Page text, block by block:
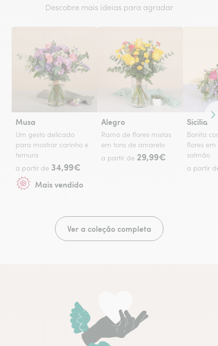
Descobre mais ideias para agradar
Musa
Um gesto delicado
para mostrar carinho e
ternura
a partir de 34,99€
Mais vendido
Alegro
Ramo de flores mistas
em tons de amarelo
a partir de 29,99€
Sicilia
Bonita
flores em
salmão
a partir
Ver a coleção completa